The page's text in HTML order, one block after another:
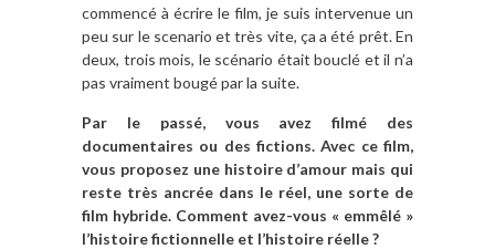
commencé à écrire le film, je suis intervenue un
peu sur le scenario et très vite, ça a été prêt. En
deux, trois mois, le scénario était bouclé et il n’a
pas vraiment bougé par la suite.
Par le passé, vous avez filmé des
documentaires ou des fictions. Avec ce film,
vous proposez une histoire d’amour mais qui
reste très ancrée dans le réel, une sorte de
film hybride. Comment avez-vous « emmêlé »
l’histoire fictionnelle et l’histoire réelle ?